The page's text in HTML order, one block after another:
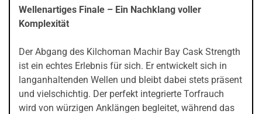
Wellenartiges Finale – Ein Nachklang voller
Komplexität
Der Abgang des Kilchoman Machir Bay Cask Strength
ist ein echtes Erlebnis für sich. Er entwickelt sich in
langanhaltenden Wellen und bleibt dabei stets präsent
und vielschichtig. Der perfekt integrierte Torfrauch
wird von würzigen Anklängen begleitet, während das